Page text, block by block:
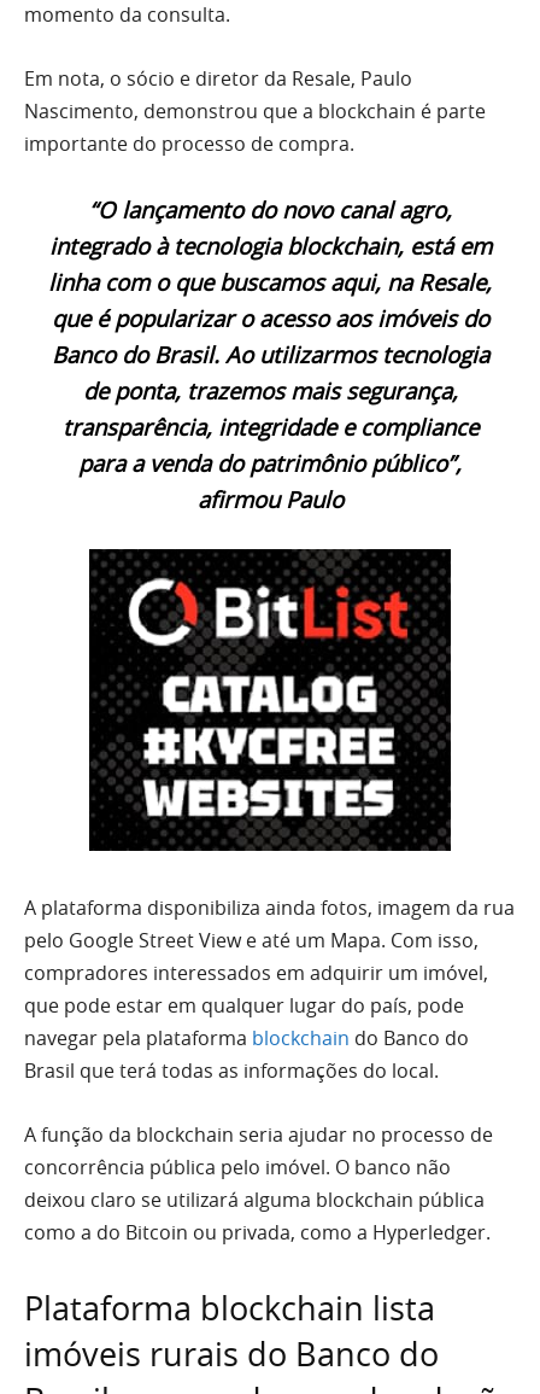
momento da consulta.
Em nota, o sócio e diretor da Resale, Paulo
Nascimento, demonstrou que a blockchain é parte
importante do processo de compra.
“O lançamento do novo canal agro,
integrado à tecnologia blockchain, está em
linha com o que buscamos aqui, na Resale,
que é popularizar o acesso aos imóveis do
Banco do Brasil. Ao utilizarmos tecnologia
de ponta, trazemos mais segurança,
transparência, integridade e compliance
para a venda do patrimônio público”,
afirmou Paulo
A plataforma disponibiliza ainda fotos, imagem da rua
pelo Google Street View e até um Mapa. Com isso,
compradores interessados em adquirir um imóvel,
que pode estar em qualquer lugar do país, pode
navegar pela plataforma blockchain do Banco do
Brasil que terá todas as informações do local.
A função da blockchain seria ajudar no processo de
concorrência pública pelo imóvel. O banco não
deixou claro se utilizará alguma blockchain pública
como a do Bitcoin ou privada, como a Hyperledger.
Plataforma blockchain lista
imóveis rurais do Banco do